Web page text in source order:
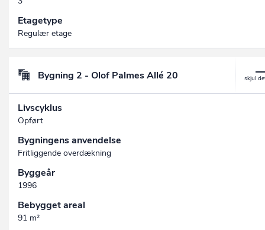
Etagetype
Regulær etage
Bygning 2 - Olof Palmes Allé 20
Livscyklus
Opført
Bygningens anvendelse
Fritliggende overdækning
Byggeår
1996
Bebygget areal
91 m²